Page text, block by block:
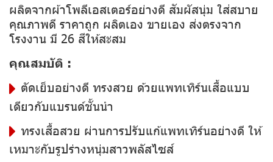
ผลิตจากผ้าโพลีเอสเตอร์อย่างดี สัมผัสนุ่ม ใส่สบาย
คุณภาพดี ราคาถูก ผลิตเอง ขายเอง ส่งตรงจาก
โรงงาน มี 26 สีให้สะสม
คุณสมบัติ :
ตัดเย็บอย่างดี ทรงสวย ด้วยแพทเทิร์นเสื้อแบบ
เดียวกับแบรนด์ชั้นนำ
ทรงเสื้อสวย ผ่านการปรับแก้แพทเทิร์นอย่างดี ให้
เหมาะกับรูปร่างหนุ่มสาวพลัสไซส์